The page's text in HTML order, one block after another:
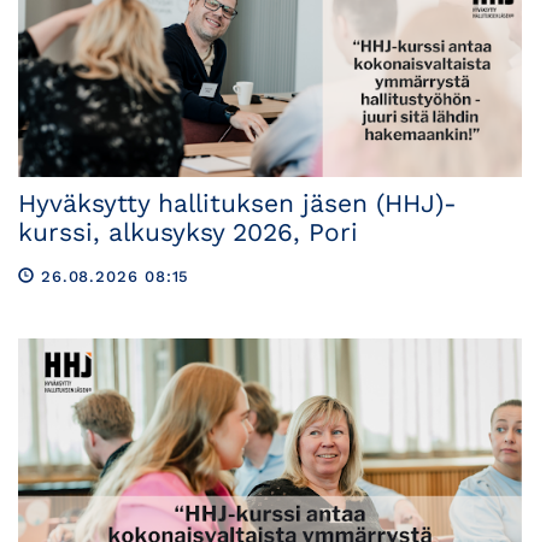
Hyväksytty hallituksen jäsen (HHJ)-
kurssi, alkusyksy 2026, Pori
26.08.2026 08:15